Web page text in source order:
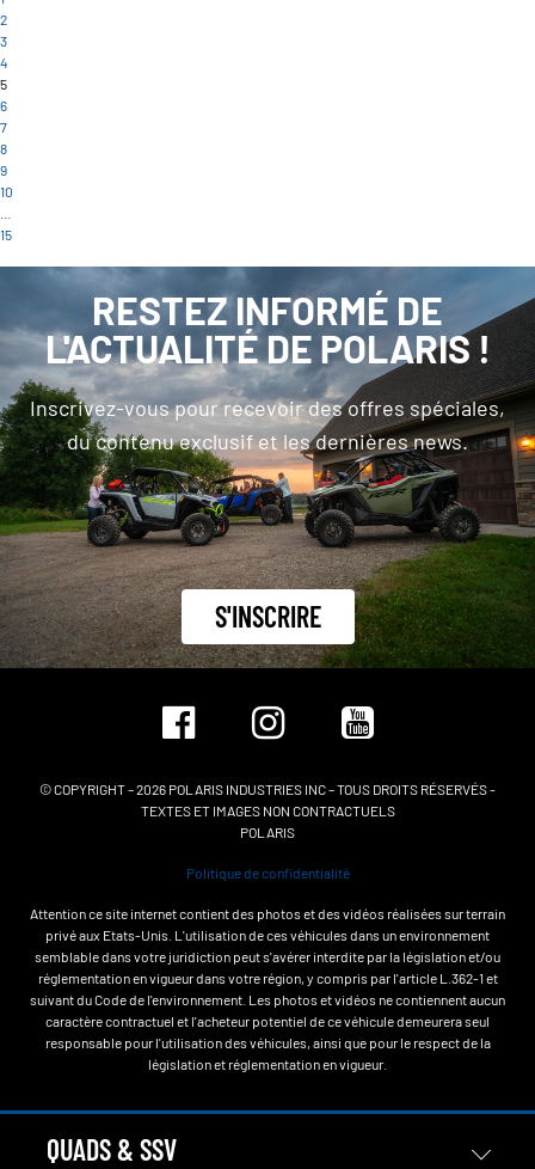
2
3
4
5
6
7
8
9
10
15
RESTEZ INFORMÉ DE
L'ACTUALITÉ DE POLARIS !
Inscrivez-vous pour recevoir des offres spéciales,
du contenu exclusif et les dernières news.
S'INSCRIRE
© COPYRIGHT – 2026 POLARIS INDUSTRIES INC – TOUS DROITS RÉSERVÉS -
TEXTES ET IMAGES NON CONTRACTUELS
POLARIS
Politique de confidentialité
Attention ce site internet contient des photos et des vidéos réalisées sur terrain
privé aux Etats-Unis. L'utilisation de ces véhicules dans un environnement
semblable dans votre juridiction peut s'avérer interdite par la législation et/ou
réglementation en vigueur dans votre région, y compris par l'article L.362-1 et
suivant du Code de l'environnement. Les photos et vidéos ne contiennent aucun
caractère contractuel et l'acheteur potentiel de ce véhicule demeurera seul
responsable pour l'utilisation des véhicules, ainsi que pour le respect de la
législation et réglementation en vigueur.
QUADS & SSV